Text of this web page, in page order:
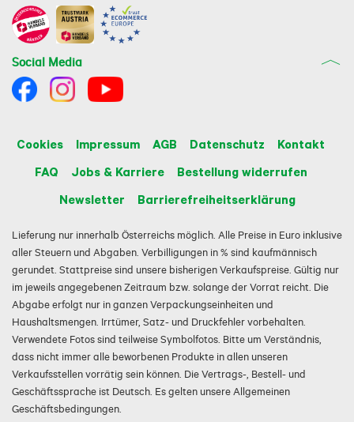
Social Media
Cookies Impressum AGB Datenschutz
Kontakt
FAQ
Jobs & Karriere
Bestellung widerrufen
Newsletter
Barrierefreiheitserklärung
Lieferung nur innerhalb Österreichs möglich. Alle Preise in Euro inklusive
aller Steuern und Abgaben. Verbilligungen in % sind kaufmännisch
gerundet. Stattpreise sind unsere bisherigen Verkaufspreise. Gültig nur
im jeweils angegebenen Zeitraum bzw. solange der Vorrat reicht. Die
Abgabe erfolgt nur in ganzen Verpackungseinheiten und
Haushaltsmengen. Irrtümer, Satz- und Druckfehler vorbehalten.
Verwendete Fotos sind teilweise Symbolfotos. Bitte um Verständnis,
dass nicht immer alle beworbenen Produkte in allen unseren
Verkaufsstellen vorrätig sein können. Die Vertrags-, Bestell- und
Geschäftssprache ist Deutsch. Es gelten unsere Allgemeinen
Geschäftsbedingungen.